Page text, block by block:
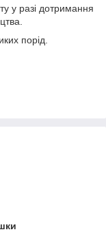
у разі дотримання
порід.